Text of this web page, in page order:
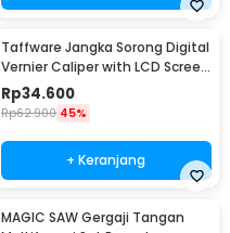
Taffware Jangka Sorong Digital
Vernier Caliper with LCD Screen
150mm - JIGO-150
Rp34.600
Rp62.900 45%
+ Keranjang
MAGIC SAW Gergaji Tangan